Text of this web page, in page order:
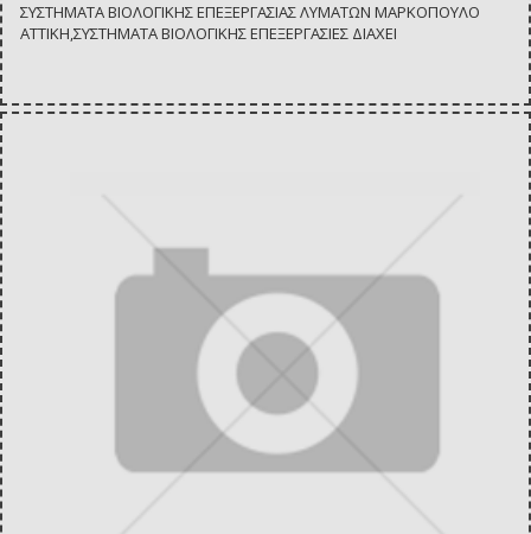
ΣΥΣΤΗΜΑΤΑ ΒΙΟΛΟΓΙΚΗΣ ΕΠΕΞΕΡΓΑΣΙΑΣ ΛΥΜΑΤΩΝ ΜΑΡΚΟΠΟΥΛΟ
ΑΤΤΙΚΗ,ΣΥΣΤΗΜΑΤΑ ΒΙΟΛΟΓΙΚΗΣ ΕΠΕΞΕΡΓΑΣΙΕΣ ΔΙΑΧΕΙ